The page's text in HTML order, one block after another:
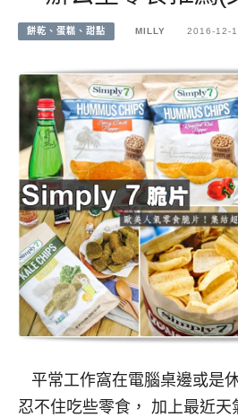
餅乾、蛋糕、甜點 MILLY 2016-12-
平常工作窩在電腦桌邊或是
忍不住吃些零食， 加上最近